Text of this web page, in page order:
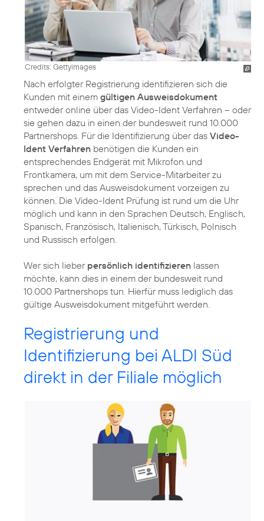
Credits: Gettyimages
Nach erfolgter Registrierung identifizieren sich die
Kunden mit einem gültigen Ausweisdokument
entweder online über das Video-Ident Verfahren – oder
sie gehen dazu in einen der bundesweit rund 10.000
Partnershops. Für die Identifizierung über das Video-
Ident Verfahren benötigen die Kunden ein
entsprechendes Endgerät mit Mikrofon und
Frontkamera, um mit dem Service-Mitarbeiter zu
sprechen und das Ausweisdokument vorzeigen zu
können. Die Video-Ident Prüfung ist rund um die Uhr
möglich und kann in den Sprachen Deutsch, Englisch,
Spanisch, Französisch, Italienisch, Türkisch, Polnisch
und Russisch erfolgen.
Wer sich lieber persönlich identifizieren lassen
möchte, kann dies in einem der bundesweit rund
10.000 Partnershops tun. Hierfür muss lediglich das
gültige Ausweisdokument mitgeführt werden.
Registrierung und
Identifizierung bei ALDI Süd
direkt in der Filiale möglich